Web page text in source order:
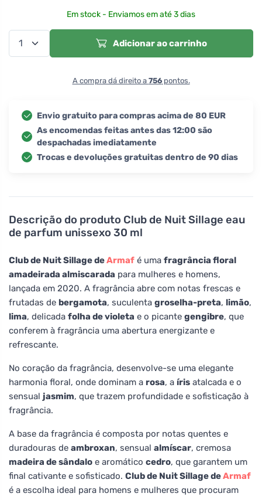
Descrição do produto Club de Nuit Sillage eau
de parfum unissexo 30 ml
Club de Nuit Sillage deArmaf é uma fragrância floral
amadeirada almiscarada para mulheres e homens,
lançada em 2020. A fragrância abre com notas frescas e
frutadas de bergamota, suculenta groselha-preta, limão,
lima, delicada folha de violeta e o picante gengibre, que
conferem à fragrância uma abertura energizante e
refrescante.
No coração da fragrância, desenvolve-se uma elegante
harmonia floral, onde dominam a rosa, a íris atalcada e o
sensual jasmim, que trazem profundidade e sofisticação à
fragrância.
A base da fragrância é composta por notas quentes e
duradouras de ambroxan, sensual almíscar, cremosa
madeira de sândalo e aromático cedro, que garantem um
final cativante e sofisticado. Club de Nuit Sillage deArmaf
é a escolha ideal para homens e mulheres que procuram
Em stock - Enviamos em até 3 dias
Adicionar ao carrinho
A compra dá direito a 756pontos.
Envio gratuito para compras acima de 80 EUR
As encomendas feitas antes das 12:00 são
despachadas imediatamente
Trocas e devoluções gratuitas dentro de 90 dias